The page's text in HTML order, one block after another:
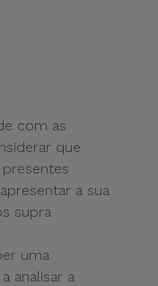
com as
que
a sua
supra
uma
analisar a